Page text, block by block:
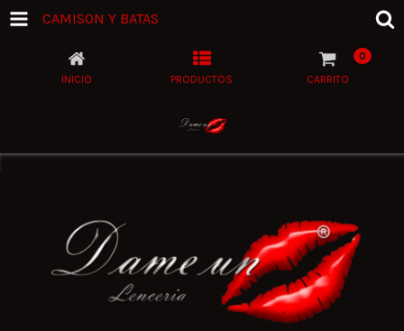
CAMISON Y BATAS
INICIO PRODUCTOS CARRITO
0